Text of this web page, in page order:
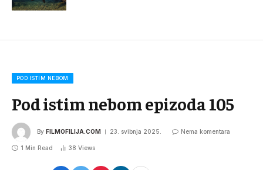
POD ISTIM NEBOM
Pod istim nebom epizoda 105
By FILMOFILIJA.COM 23. svibnja 2025. Nema komentara
1 Min Read 38 Views